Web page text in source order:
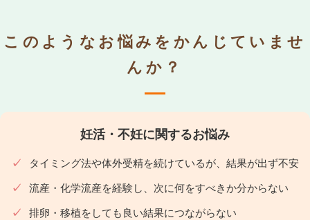
このようなお悩みをかんじていませ
んか？
妊活・不妊に関するお悩み
タイミング法や体外受精を続けているが、結果が出ず不安
流産・化学流産を経験し、次に何をすべきか分からない
排卵・移植をしても良い結果につながらない